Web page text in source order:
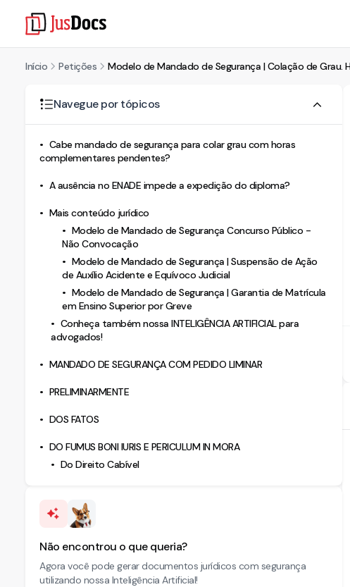
Início Petições Modelo de Mandado de Segurança | Colação de Grau.
Navegue por tópicos
Cabe mandado de segurança para colar grau com horas
complementares pendentes?
A ausência no ENADE impede a expedição do diploma?
Mais conteúdo jurídico
Modelo de Mandado de Segurança Concurso Público -
Não Convocação
Modelo de Mandado de Segurança | Suspensão de Ação
de Auxílio Acidente e Equívoco Judicial
Modelo de Mandado de Segurança | Garantia de Matrícula
em Ensino Superior por Greve
Conheça também nossa INTELIGÊNCIA ARTIFICIAL para
advogados!
MANDADO DE SEGURANÇA COM PEDIDO LIMINAR
PRELIMINARMENTE
DOS FATOS
DO FUMUS BONI IURIS E PERICULUM IN MORA
Do Direito Cabível
Não encontrou o que queria?
Agora você pode gerar documentos jurídicos com segurança
utilizando nossa Inteligência Artificial!